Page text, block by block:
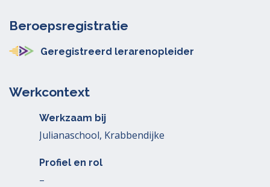
Beroepsregistratie
Geregistreerd lerarenopleider
Werkcontext
Werkzaam bij
Julianaschool, Krabbendijke
Profiel en rol
–